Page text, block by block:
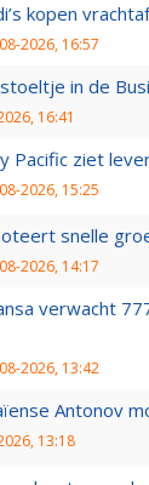
kopen
2026, 16:57
in de
16:41
Pacific ziet
2026, 15:25
snelle
2026, 14:17
verwacht
2026, 13:42
Antonov
13:18